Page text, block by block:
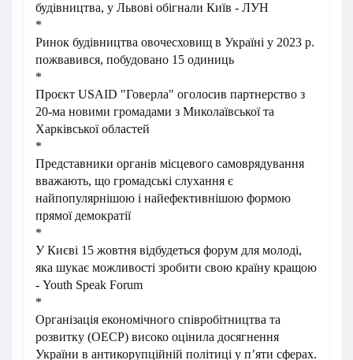
будівництва, у Львові обігнали Київ - ЛУН
*
Ринок будівництва овочесховищ в Україні у 2023 р.
пожвавився, побудовано 15 одиниць
*
Проєкт USAID "Говерла" оголосив партнерство з
20-ма новими громадами з Миколаївської та
Харківської областей
*
Представники органів місцевого самоврядування
вважають, що громадські слухання є
найпопулярнішою і найефективнішою формою
прямої демократії
*
У Києві 15 жовтня відбудеться форум для молоді,
яка шукає можливості зробити свою країну кращою
- Youth Speak Forum
*
Організація економічного співробітництва та
розвитку (ОЕСР) високо оцінила досягнення
України в антикорупційній політиці у п’яти сферах.